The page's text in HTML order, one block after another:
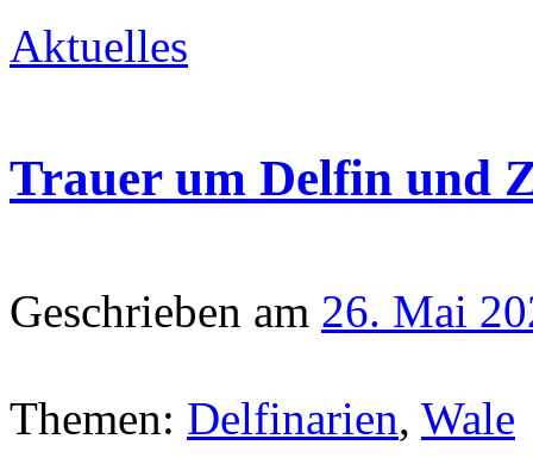
Aktuelles
Trauer um Delfin und
Geschrieben am 26. Mai
Themen: Delfinarien, Wale